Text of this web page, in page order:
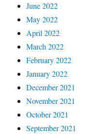
June 2022
May 2022
April 2022
March 2022
February 2022
January 2022
December 2021
November 2021
October 2021
September 2021